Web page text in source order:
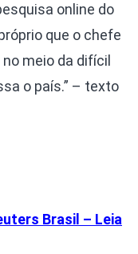
online do
que o chefe
meio da difícil
o país.” – texto
Brasil – Leia